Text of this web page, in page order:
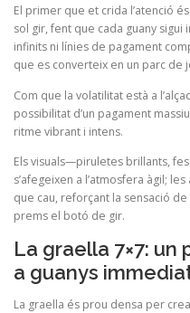
El primer que et crida l’atenció
sol gir, fent que cada guany sigui
infinits ni línies de pagament
que es converteix en un parc de
Com que la volatilitat està a
possibilitat d’un pagament
ritme vibrant i intens.
Els visuals—piruletes brillants,
s’afegeixen a l’atmosfera àgil;
que cau, reforçant la sensació
prems el botó de gir.
La graella 7×7: un
a guanys
La graella és prou densa per